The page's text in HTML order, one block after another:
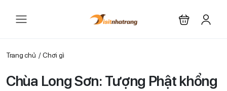
Trang chủ Chơi gì
Chùa Long Sơn: Tượng Phật khổng